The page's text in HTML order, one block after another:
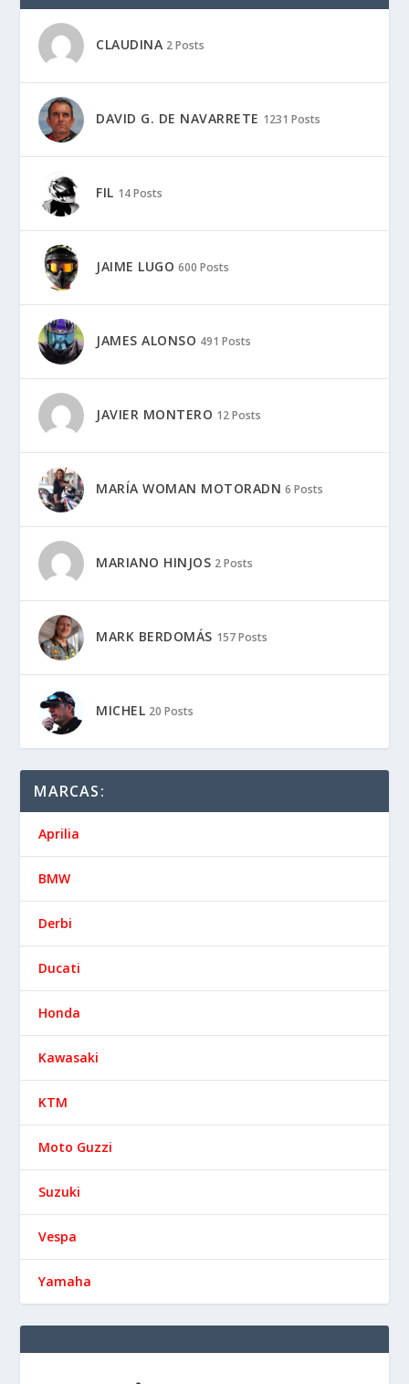
CLAUDINA 2 Posts
DAVID G. DE NAVARRETE 1231 Posts
FIL 14 Posts
JAIME LUGO 600 Posts
JAMES ALONSO 491 Posts
JAVIER MONTERO 12 Posts
MARÍA WOMAN MOTORADN 6 Posts
MARIANO HINJOS 2 Posts
MARK BERDOMÁS 157 Posts
MICHEL 20 Posts
MARCAS:
Aprilia
BMW
Derbi
Ducati
Honda
Kawasaki
KTM
Moto Guzzi
Suzuki
Vespa
Yamaha